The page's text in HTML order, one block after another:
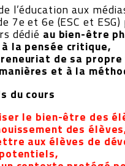
l’éducation aux
7e et 6e (ESC et
dédié au bien-être
la pensée critique,
de sa propre
et à la
du cours
le bien-être des
des
aux élèves de